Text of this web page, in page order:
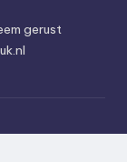
gerust